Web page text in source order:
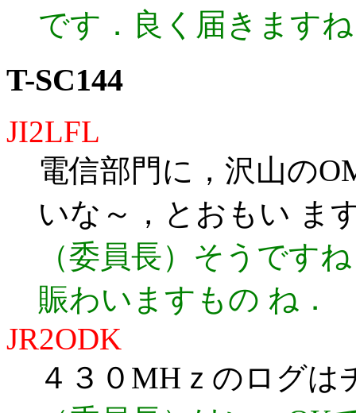
です．良く届きます
T-SC144
JI2LFL
電信部門に，沢山の
いな～，とおもい ま
（委員長）そうです
賑わいますもの ね．
JR2ODK
４３０MHｚのログ